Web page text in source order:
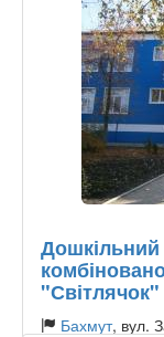
"Світлячок"
Бахмут, вул.